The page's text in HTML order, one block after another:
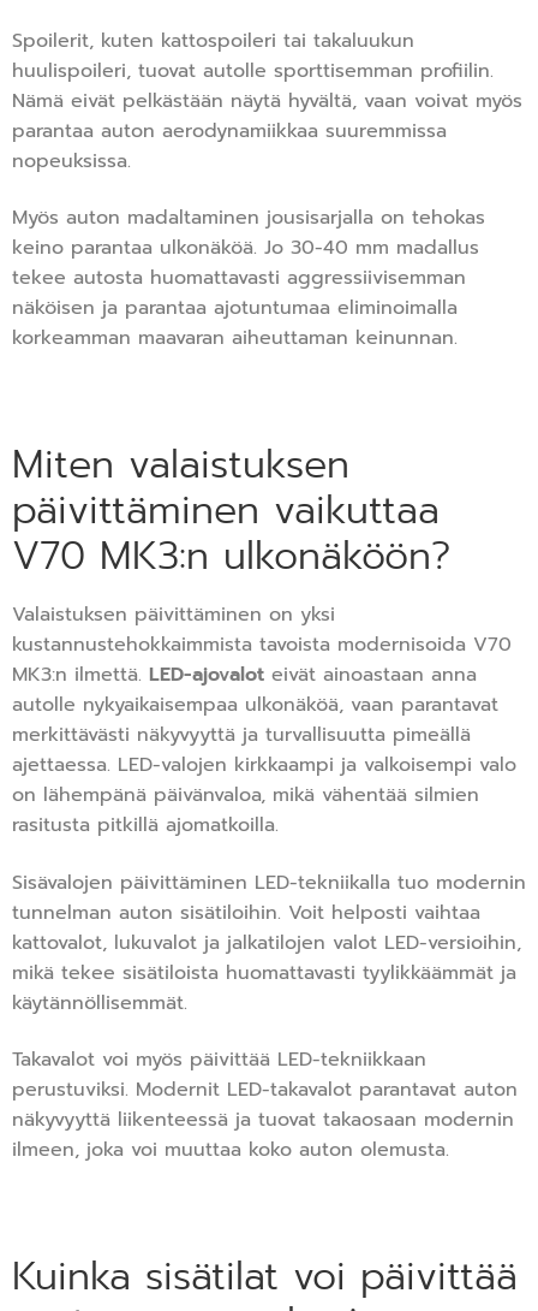
Spoilerit, kuten kattospoileri tai takaluukun
huulispoileri, tuovat autolle sporttisemman profiilin.
Nämä eivät pelkästään näytä hyvältä, vaan voivat myös
parantaa auton aerodynamiikkaa suuremmissa
nopeuksissa.
Myös auton madaltaminen jousisarjalla on tehokas
keino parantaa ulkonäköä. Jo 30-40 mm madallus
tekee autosta huomattavasti aggressiivisemman
näköisen ja parantaa ajotuntumaa eliminoimalla
korkeamman maavaran aiheuttaman keinunnan.
Miten valaistuksen
päivittäminen vaikuttaa
V70 MK3:n ulkonäköön?
Valaistuksen päivittäminen on yksi
kustannustehokkaimmista tavoista modernisoida V70
MK3:n ilmettä. LED-ajovalot eivät ainoastaan anna
autolle nykyaikaisempaa ulkonäköä, vaan parantavat
merkittävästi näkyvyyttä ja turvallisuutta pimeällä
ajettaessa. LED-valojen kirkkaampi ja valkoisempi valo
on lähempänä päivänvaloa, mikä vähentää silmien
rasitusta pitkillä ajomatkoilla.
Sisävalojen päivittäminen LED-tekniikalla tuo modernin
tunnelman auton sisätiloihin. Voit helposti vaihtaa
kattovalot, lukuvalot ja jalkatilojen valot LED-versioihin,
mikä tekee sisätiloista huomattavasti tyylikkäämmät ja
käytännöllisemmät.
Takavalot voi myös päivittää LED-tekniikkaan
perustuviksi. Modernit LED-takavalot parantavat auton
näkyvyyttä liikenteessä ja tuovat takaosaan modernin
ilmeen, joka voi muuttaa koko auton olemusta.
Kuinka sisätilat voi päivittää